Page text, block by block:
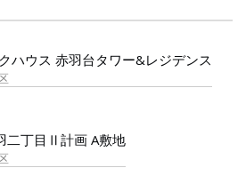
ハウス 赤羽台タワー&レジデンス
二丁目Ⅱ計画 A敷地